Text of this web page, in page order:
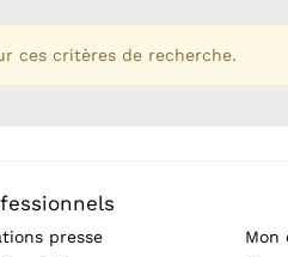
ces critères de recherche.
presse
Mon